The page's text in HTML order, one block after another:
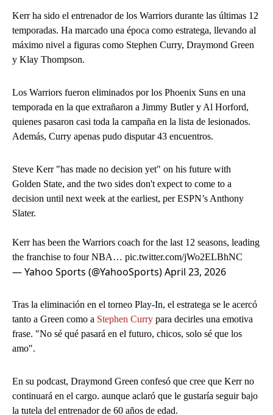
Kerr ha sido el entrenador de los Warriors durante las últimas 12
temporadas. Ha marcado una época como estratega, llevando al
máximo nivel a figuras como Stephen Curry, Draymond Green
y Klay Thompson.
Los Warriors fueron eliminados por los Phoenix Suns en una
temporada en la que extrañaron a Jimmy Butler y Al Horford,
quienes pasaron casi toda la campaña en la lista de lesionados.
Además, Curry apenas pudo disputar 43 encuentros.
Steve Kerr "has made no decision yet" on his future with
Golden State, and the two sides don't expect to come to a
decision until next week at the earliest, per ESPN’s Anthony
Slater.
Kerr has been the Warriors coach for the last 12 seasons, leading
the franchise to four NBA… pic.twitter.com/jWo2ELBhNC
— Yahoo Sports (@YahooSports)April 23, 2026
Tras la eliminación en el torneo Play-In, el estratega se le acercó
tanto a Green como a Stephen Curry para decirles una emotiva
frase. "No sé qué pasará en el futuro, chicos, solo sé que los
amo".
En su podcast, Draymond Green confesó que cree que Kerr no
continuará en el cargo. aunque aclaró que le gustaría seguir bajo
la tutela del entrenador de 60 años de edad.